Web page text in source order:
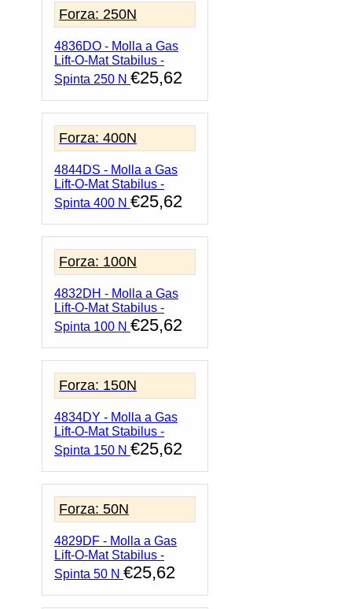
Forza: 250N
4836DO - Molla a Gas
Lift-O-Mat Stabilus -
Spinta 250 N €25,62
Forza: 400N
4844DS - Molla a Gas
Lift-O-Mat Stabilus -
Spinta 400 N €25,62
Forza: 100N
4832DH - Molla a Gas
Lift-O-Mat Stabilus -
Spinta 100 N €25,62
Forza: 150N
4834DY - Molla a Gas
Lift-O-Mat Stabilus -
Spinta 150 N €25,62
Forza: 50N
4829DF - Molla a Gas
Lift-O-Mat Stabilus -
Spinta 50 N €25,62